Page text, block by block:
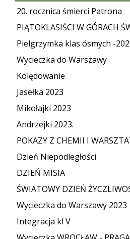
20. rocznica śmierci Patrona
PIĄTOKLASIŚCI W GÓRACH
Pielgrzymka klas ósmych -
Wycieczka do Warszawy
Kolędowanie
Jasełka 2023
Mikołajki 2023
Andrzejki 2023.
POKAZY Z CHEMII I
Dzień Niepodległości
DZIEŃ MISIA
ŚWIATOWY DZIEŃ
Wycieczka do Warszawy 2023
Integracja kl V